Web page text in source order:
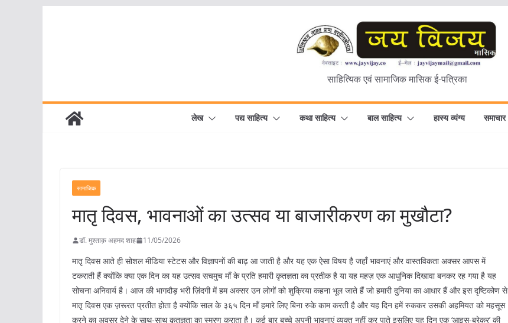
साहित्यिक एवं सामाजिक मासिक ई-पत्रिका
लेख पद्य साहित्य कथा साहित्य बाल साहित्य हास्य व्यंग्य समाचार
सामाजिक
मातृ दिवस, भावनाओं का उत्सव या बाजारीकरण का मुखौटा?
डॉ. मुश्ताक़ अहमद शाह 11/05/2026
मातृ दिवस आते ही सोशल मीडिया स्टेटस और विज्ञापनों की बाढ़ आ जाती है और यह एक ऐसा विषय है जहाँ भावनाएं और वास्तविकता अक्सर आपस में
टकराती हैं क्योंकि क्या एक दिन का यह उत्सव सचमुच माँ के प्रति हमारी कृतज्ञता का प्रतीक है या यह महज़ एक आधुनिक दिखावा बनकर रह गया है यह
सोचना अनिवार्य है। आज की भागदौड़ भरी ज़िंदगी में हम अक्सर उन लोगों को शुक्रिया कहना भूल जाते हैं जो हमारी दुनिया का आधार हैं और इस दृष्टिकोण से
मातृ दिवस एक ज़रूरत प्रतीत होता है क्योंकि साल के ३६५ दिन माँ हमारे लिए बिना रुके काम करती है और यह दिन हमें रुककर उसकी अहमियत को महसूस
करने का अवसर देने के साथ-साथ कृतज्ञता का स्मरण कराता है। कई बार बच्चे अपनी भावनाएं व्यक्त नहीं कर पाते इसलिए यह दिन एक ‘आइस-ब्रेकर’ की